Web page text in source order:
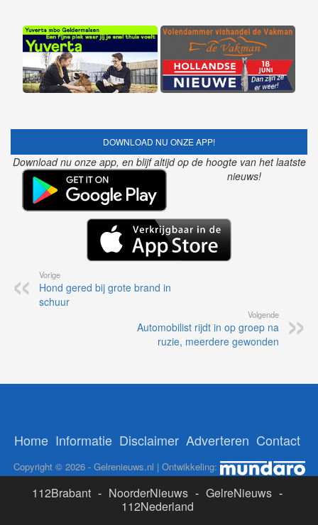
DOWNLOAD NU ONZE APP!
Download nu onze app, en blijf altijd op de hoogte van het laatste
nieuws!
Vorige
Hond gered bij grote brand in
schuur
Volgende
Automobilist rijdt in op groep na
ruzie, meerdere gewonden
Home Informatie Disclaimer Adverteren Contact
Copyright © 2026 - Gelrenieuws.nl | Ontwikkeling:
112Brabant - NoorderNieuws - GelreNieuws -
112Nederland